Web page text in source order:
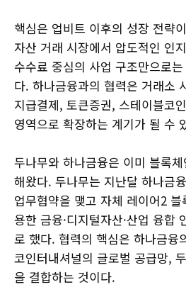
핵심은 업비트 이후의 성장 전략
자산 거래 시장에서 압도적인 인
수수료 중심의 사업 구조만으로
다. 하나금융과의 협력은 거래소
지급결제, 토큰증권, 스테이블코
영역으로 확장하는 계기가 될 수
두나무와 하나금융은 이미 블록
해왔다. 두나무는 지난달 하나금
업무협약을 맺고 자체 레이어2 블
용한 금융·디지털자산·산업 융합
로 했다. 협력의 핵심은 하나금융
코인터내셔널의 글로벌 공급망,
을 결합하는 것이다.